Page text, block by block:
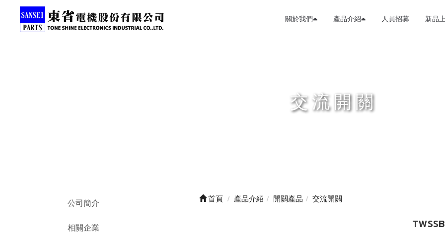
關於我們 產品介紹 人員招募 新品
交流開關
公司簡介
相關企業
首頁 產品介紹 開關產品 交流開關